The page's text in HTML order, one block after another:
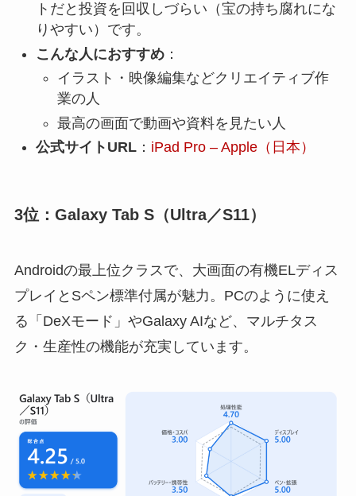
トだと投資を回収しづらい（宝の持ち腐れにな
りやすい）です。
こんな人におすすめ：
イラスト・映像編集などクリエイティブ作
業の人
最高の画面で動画や資料を見たい人
公式サイトURL： iPad Pro – Apple（日本）
3位：Galaxy Tab S（Ultra／S11）
Androidの最上位クラスで、大画面の有機ELディス
プレイとSペン標準付属が魅力。PCのように使え
る「DeXモード」やGalaxy AIなど、マルチタス
ク・生産性の機能が充実しています。